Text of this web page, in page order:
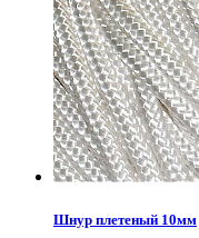
Шнур плетеный 10мм